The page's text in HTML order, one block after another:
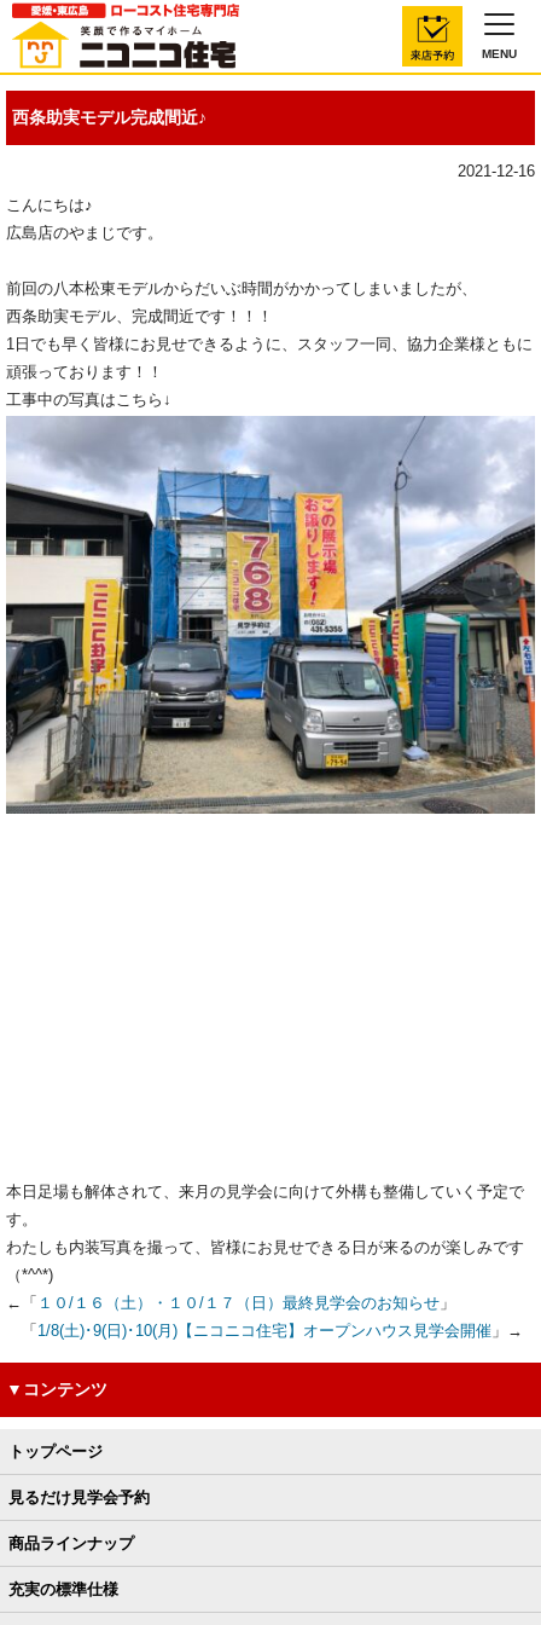
MENU
西条助実モデル完成間近♪
2021-12-16
こんにちは♪
広島店のやまじです。
前回の八本松東モデルからだいぶ時間がかかってしまいましたが、
西条助実モデル、完成間近です！！！
1日でも早く皆様にお見せできるように、スタッフ一同、協力企業様ともに
頑張っております！！
工事中の写真はこちら↓
本日足場も解体されて、来月の見学会に向けて外構も整備していく予定で
す。
わたしも内装写真を撮って、皆様にお見せできる日が来るのが楽しみです
（*^^*)
←「 １０/１６（土）・１０/１７（日）最終見学会のお知らせ 」
「1/8(土)･9(日)･10(月)【ニコニコ住宅】オープンハウス見学会開催 」→
▼コンテンツ
トップページ
見るだけ見学会予約
商品ラインナップ
充実の標準仕様